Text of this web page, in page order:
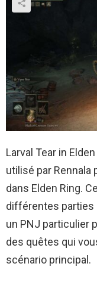
Larval Tear in
utilisé par Rennala
dans Elden Ring.
différentes parties
un PNJ particulier
des quêtes qui
scénario principal.